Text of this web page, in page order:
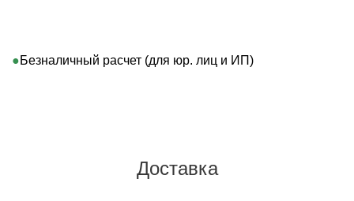
Безналичный расчет (для юр. лиц и ИП)
Доставка